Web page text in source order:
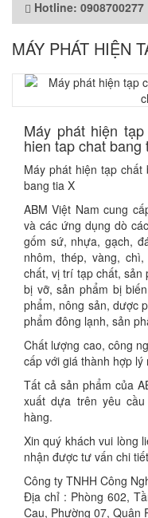
Hotline: 0908700277
MÁY PHÁT HIỆN
​Máy phát hiện
hien tap chat bang
Máy phát hiện tạp
bang tia X
ABM Việt Nam cung
và các ứng dụng dò
gốm sứ, nhựa, gạch,
nhôm, thép, vàng,
chất, vị trí tạp chất, sản
bị vỡ, sản phẩm bị
phẩm, nông sản, dược
phẩm đông lạnh, sản
Chất lượng cao, công
cấp với giá thành hợp lý
Tất cả sản phẩm của
xuất dựa trên yêu
hàng.
Xin quý khách vui lòng
nhận được tư vấn chi
Công ty TNHH Công
Địa chỉ : Phòng 602,
Cau, Phường 07, Quận